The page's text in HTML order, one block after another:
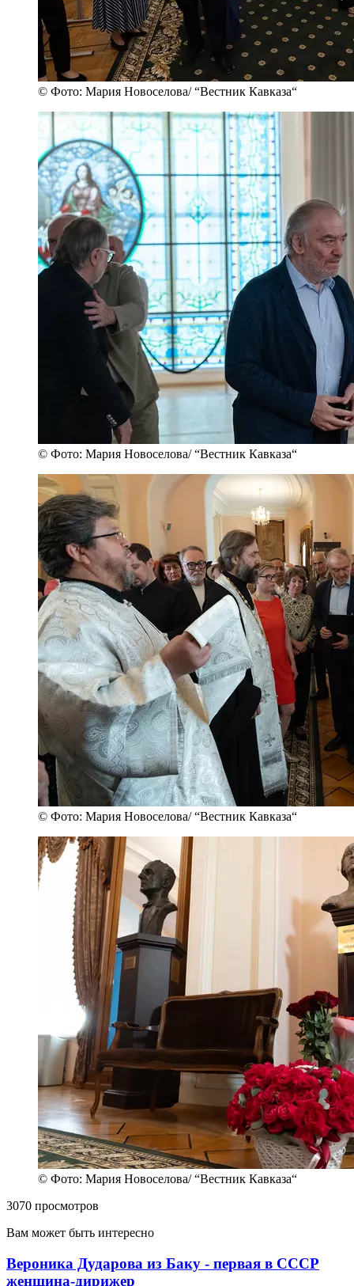
© Фото: Мария Новоселова/ “Вестник Кавказа“
© Фото: Мария Новоселова/ “Вестник Кавказа“
© Фото: Мария Новоселова/ “Вестник Кавказа“
© Фото: Мария Новоселова/ “Вестник Кавказа“
3070 просмотров
Вам может быть интересно
Вероника Дударова из Баку - первая в СССР
женщина-дирижер